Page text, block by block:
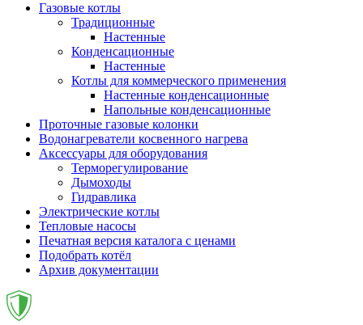
Газовые котлы
Традиционные
Настенные
Конденсационные
Настенные
Котлы для коммерческого применения
Настенные конденсационные
Напольные конденсационные
Проточные газовые колонки
Водонагреватели косвенного нагрева
Аксессуары для оборудования
Терморегулирование
Дымоходы
Гидравлика
Электрические котлы
Тепловые насосы
Печатная версия каталога с ценами
Подобрать котёл
Архив документации